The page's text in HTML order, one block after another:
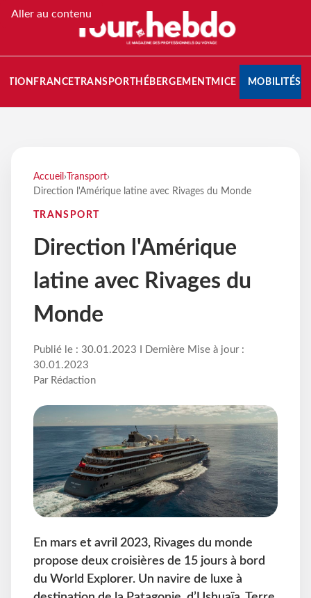
Aller au contenu
FRANCETRANSPORT HÉBERGEMENTMICE MOBILITÉS
Accueil › Transport›
Direction l'Amérique latine avec Rivages du Monde
TRANSPORT
Direction l'Amérique
latine avec Rivages du
Monde
Publié le : 30.01.2023 I Dernière Mise à jour :
30.01.2023
Par Rédaction
En mars et avril 2023, Rivages du monde
propose deux croisières de 15 jours à bord
du World Explorer. Un navire de luxe à